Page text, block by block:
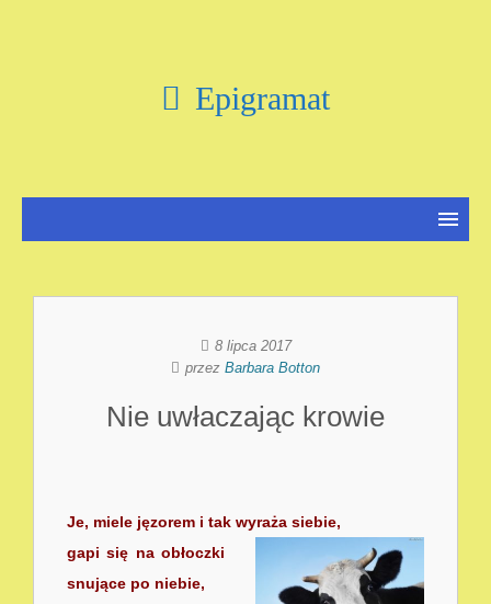
Epigramat
8 lipca 2017
przez Barbara Botton
Nie uwłaczając krowie
Je, miele jęzorem i tak wyraża siebie,
gapi się na obłoczki
snujące po niebie,